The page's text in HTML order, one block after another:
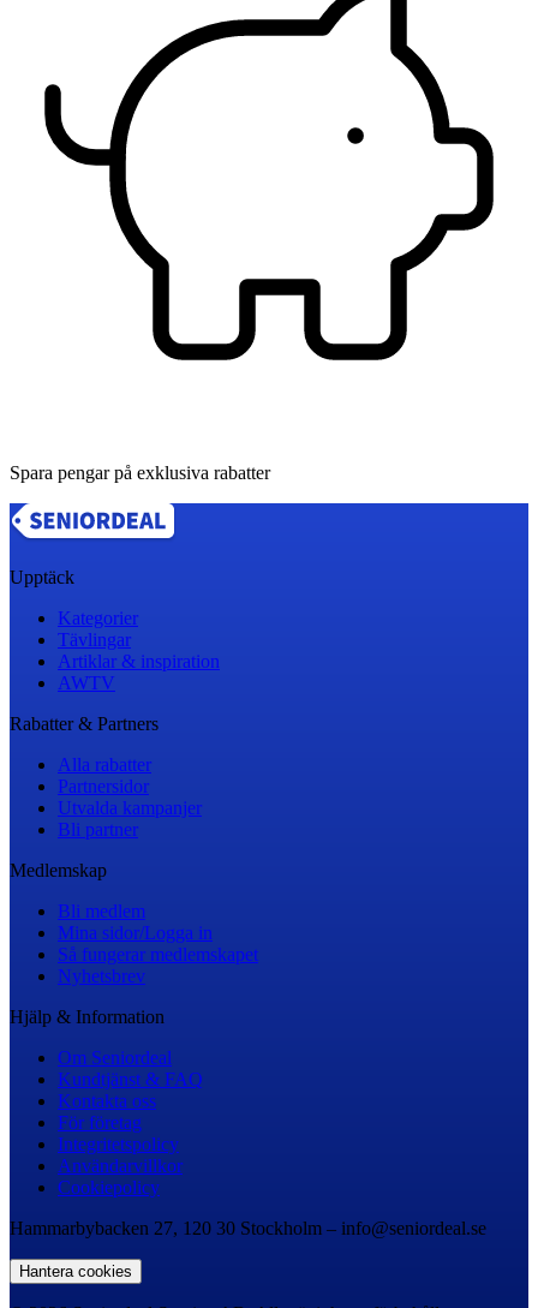
Spara pengar på exklusiva rabatter
Upptäck
Kategorier
Tävlingar
Artiklar & inspiration
AWTV
Rabatter & Partners
Alla rabatter
Partnersidor
Utvalda kampanjer
Bli partner
Medlemskap
Bli medlem
Mina sidor/Logga in
Så fungerar medlemskapet
Nyhetsbrev
Hjälp & Information
Om Seniordeal
Kundtjänst & FAQ
Kontakta oss
För företag
Integritetspolicy
Användarvillkor
Cookiepolicy
Hammarbybacken 27, 120 30 Stockholm – info@seniordeal.se
Hantera cookies